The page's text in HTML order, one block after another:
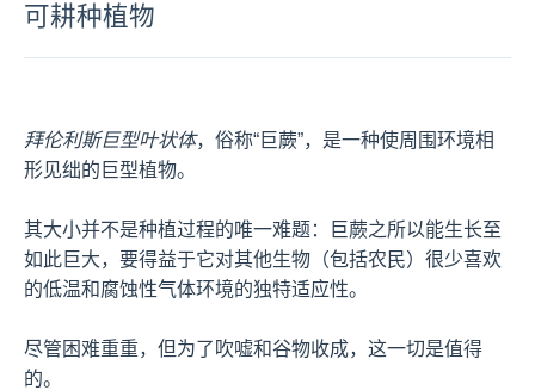
可耕种植物
拜伦利斯巨型叶状体，俗称“巨蕨”，是一种使周围环境相
形见绌的巨型植物。
其大小并不是种植过程的唯一难题：巨蕨之所以能生长至
如此巨大，要得益于它对其他生物（包括农民）很少喜欢
的低温和腐蚀性气体环境的独特适应性。
尽管困难重重，但为了吹嘘和谷物收成，这一切是值得
的。